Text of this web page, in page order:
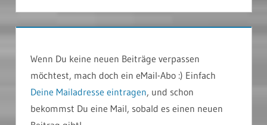
Wenn Du keine neuen Beiträge verpassen
möchtest, mach doch ein eMail-Abo :) Einfach
Deine Mailadresse eintragen, und schon
bekommst Du eine Mail, sobald es einen neuen